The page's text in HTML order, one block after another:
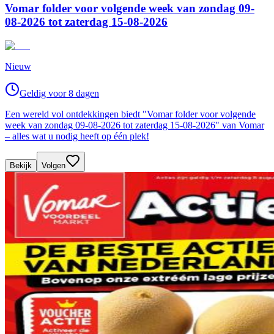
Vomar folder voor volgende week van zondag 09-
08-2026 tot zaterdag 15-08-2026
Nieuw
Geldig voor 8 dagen
Een wereld vol ontdekkingen biedt "Vomar folder voor volgende
week van zondag 09-08-2026 tot zaterdag 15-08-2026" van Vomar
– alles wat u nodig heeft op één plek!
Bekijk Volgen